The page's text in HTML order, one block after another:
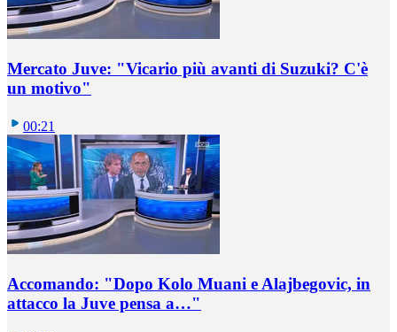
Mercato Juve: "Vicario più avanti di Suzuki? C'è
un motivo"
00:21
Accomando: "Dopo Kolo Muani e Alajbegovic, in
attacco la Juve pensa a…"